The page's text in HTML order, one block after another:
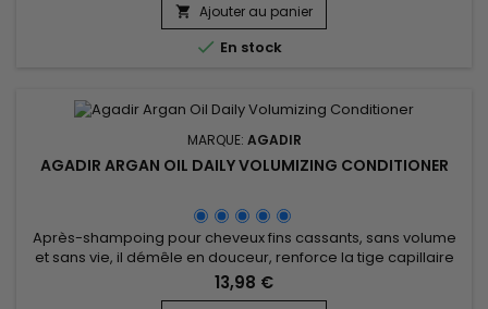
protéines de Blé, Agadir Hair Shield 450 Plus Deep Fortifying
Shampoo est le nettoyant idéal pour les cheveux affaiblis,
secs...
 Ajouter au panier
 En stock
MARQUE: AGADIR
AGADIR ARGAN OIL DAILY VOLUMIZING CONDITIONER
Après-shampoing pour cheveux fins cassants, sans volume
et sans vie, il démêle en douceur, renforce la tige capillaire
et hydrate les cheveux.&nbsp; Enrichi en huile d'Argan et
Panthénol, il contient également des antioxydants et de la
13,98 €